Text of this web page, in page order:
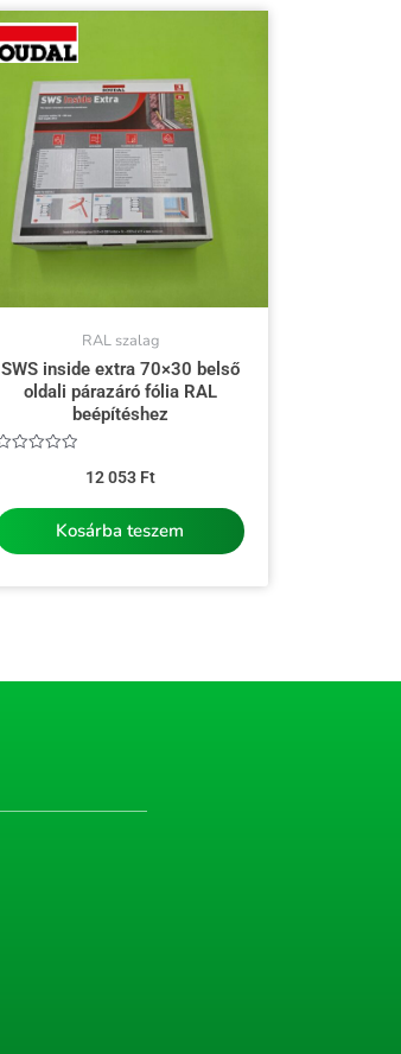
RAL szalag
SWS inside extra 70×30 belső
oldali párazáró fólia RAL
beépítéshez
12 053 Ft
Kosárba teszem